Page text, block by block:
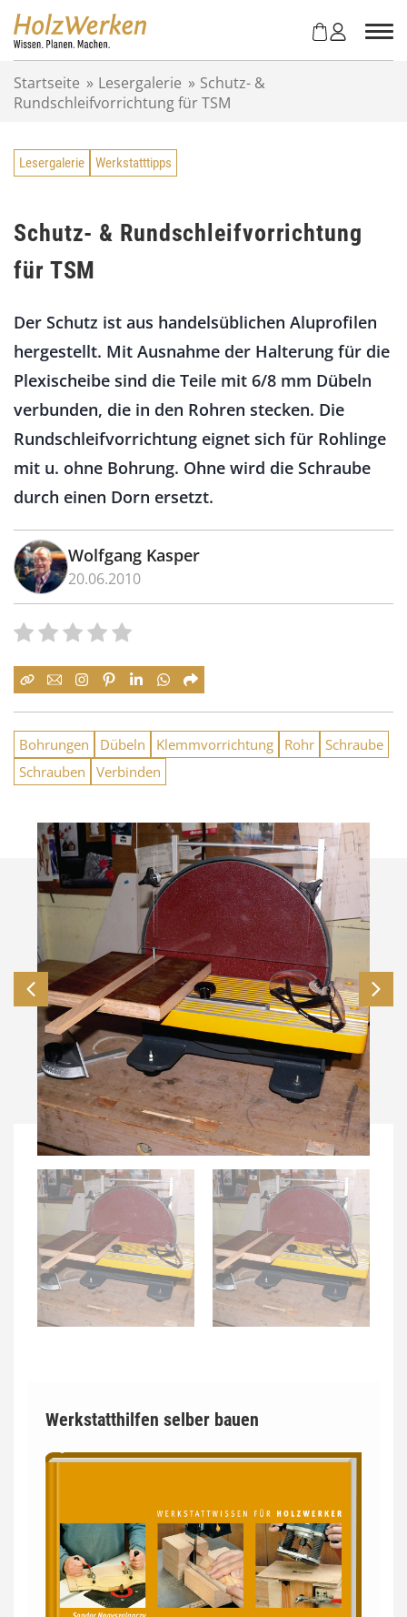
Startseite » Lesergalerie » Schutz- &
Rundschleifvorrichtung für TSM
Lesergalerie Werkstatttipps
Schutz- & Rundschleifvorrichtung
für TSM
Der Schutz ist aus handelsüblichen Aluprofilen
hergestellt. Mit Ausnahme der Halterung für die
Plexischeibe sind die Teile mit 6/8 mm Dübeln
verbunden, die in den Rohren stecken. Die
Rundschleifvorrichtung eignet sich für Rohlinge
mit u. ohne Bohrung. Ohne wird die Schraube
durch einen Dorn ersetzt.
Wolfgang Kasper
20.06.2010
Bohrungen Dübeln Klemmvorrichtung Rohr Schraube
Schrauben
Verbinden
Werkstatthilfen selber bauen